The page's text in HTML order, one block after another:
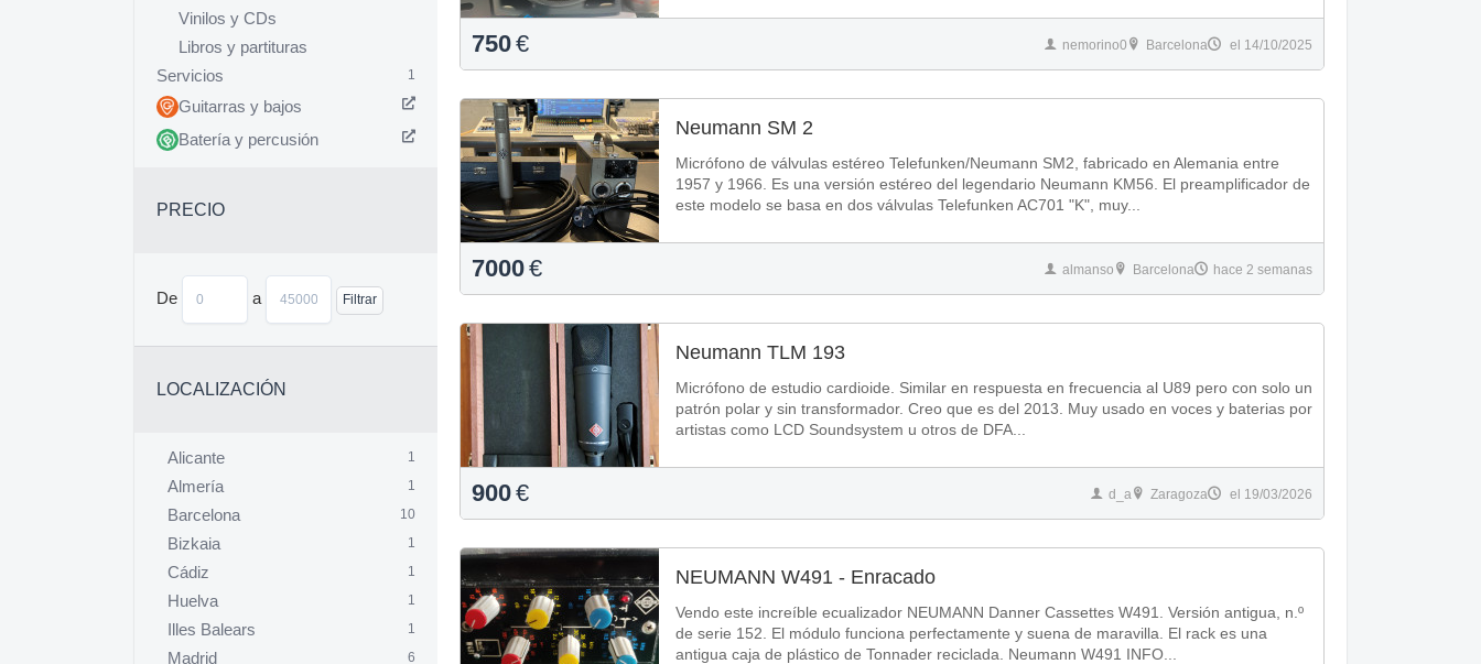
750€ nemorino0 Barcelona el 14/10/2025
Neumann SM 2
Micrófono de válvulas estéreo Telefunken/Neumann SM2, fabricado en Alemania entre
1957 y 1966. Es una versión estéreo del legendario Neumann KM56. El preamplificador de
este modelo se basa en dos válvulas Telefunken AC701 "K", muy...
7000€ almanso Barcelona hace 2 semanas
Neumann TLM 193
Micrófono de estudio cardioide. Similar en respuesta en frecuencia al U89 pero con solo un
patrón polar y sin transformador. Creo que es del 2013. Muy usado en voces y baterias por
artistas como LCD Soundsystem u otros de DFA...
900€ d_a Zaragoza el 19/03/2026
NEUMANN W491 - Enracado
Vendo este increíble ecualizador NEUMANN Danner Cassettes W491. Versión antigua, n.º
de serie 152. El módulo funciona perfectamente y suena de maravilla. El rack es una
antigua caja de plástico de Tonnader reciclada. Neumann W491 INFO...
Vinilos y CDs
Libros y partituras
1
Servicios
Guitarras y bajos
Batería y percusión
PRECIO
De a Filtrar
LOCALIZACIÓN
1
Alicante
1
Almería
10
Barcelona
1
Bizkaia
1
Cádiz
1
Huelva
1
Illes Balears
6
Madrid